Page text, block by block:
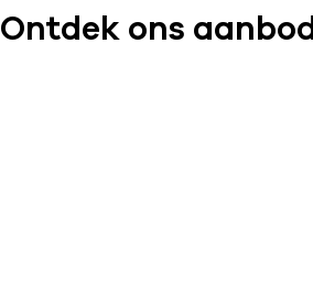
Ontdek ons aanbod